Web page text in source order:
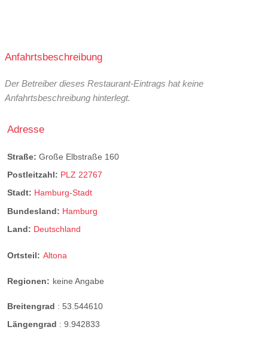
Anfahrtsbeschreibung
Der Betreiber dieses Restaurant-Eintrags hat keine
Anfahrtsbeschreibung hinterlegt.
Adresse
Straße: Große Elbstraße 160
Postleitzahl: PLZ 22767
Stadt: Hamburg-Stadt
Bundesland: Hamburg
Land: Deutschland
Ortsteil: Altona
Regionen: keine Angabe
Breitengrad : 53.544610
Längengrad : 9.942833